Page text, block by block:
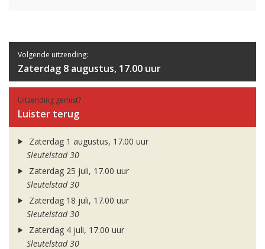
Volgende uitzending:
Zaterdag 8 augustus, 17.00 uur
Uitzending gemist?
Luister terug
Zaterdag 1 augustus, 17.00 uur
Sleutelstad 30
Zaterdag 25 juli, 17.00 uur
Sleutelstad 30
Zaterdag 18 juli, 17.00 uur
Sleutelstad 30
Zaterdag 4 juli, 17.00 uur
Sleutelstad 30